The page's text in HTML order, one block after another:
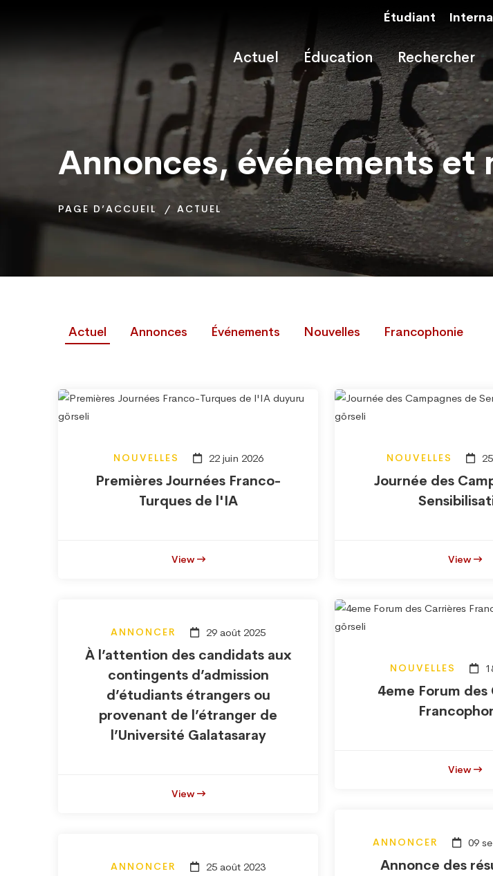
Étudiant
Actuel Éducation Rechercher
Annonces, événements et
PAGE D’ACCUEIL ACTUEL
Annonces, événements et
PAGE D’ACCUEIL ACTUEL
Annonces, événements et
PAGE D’ACCUEIL ACTUEL
Actuel Annonces Événements Nouvelles Francophonie
NOUVELLES 22 juin 2026
Premières Journées Franco-
Turques de l'IA
View
NOUVELLES
Journée des
View
ANNONCER 29 août 2025
À l’attention des candidats aux
contingents d’admission
d’étudiants étrangers ou
provenant de l’étranger de
l’Université Galatasaray
View
NOUVELLES
4eme Forum des
View
ANNONCER 09
Annonce des
ANNONCER 25 août 2023